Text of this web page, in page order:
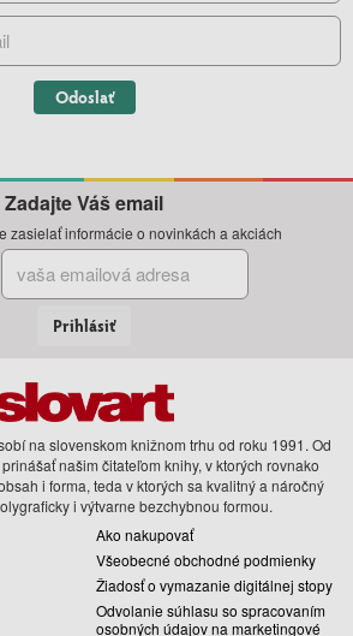
Odoslať
Zadajte Váš email
zasielať informácie o novinkách a akciách
Prihlásiť
na slovenskom knižnom trhu od roku 1991. Od
našim čitateľom knihy, v ktorých rovnako
i forma, teda v ktorých sa kvalitný a náročný
i výtvarne bezchybnou formou.
Ako nakupovať
Všeobecné obchodné podmienky
Žiadosť o vymazanie digitálnej stopy
Odvolanie súhlasu so spracovaním
osobných údajov na marketingové